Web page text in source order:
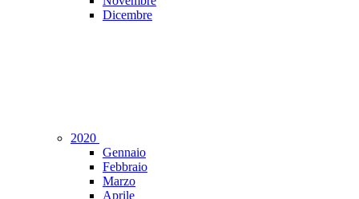
Dicembre
2020
Gennaio
Febbraio
Marzo
Aprile